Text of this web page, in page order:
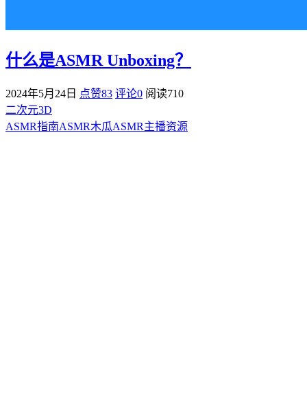
什么是ASMR Unboxing？
2024年5月24日 点赞83 评论0 阅读710
二次元3D
ASMR指南ASMR木瓜ASMR主播资源